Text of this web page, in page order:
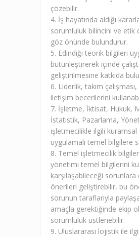
çözebilir.
4. İş hayatında aldığı
sorumluluk bilincini ve etik
göz önünde bulundurur.
5. Edindiği teorik bilgileri
bütünleştirerek içinde
geliştirilmesine katkıda
6. Liderlik, takım
iletişim becerilerini
7. İşletme, İktisat, Hukuk,
İstatistik, Pazarlama,
işletmecilikle ilgili kuramsal
uygulamalı temel bilgilere
8. Temel işletmecilik
yönetimi temel bilgilerini
karşılaşabileceği sorunlara
önerileri geliştirebilir, bu
sorunun taraflarıyla
amaçla gerektiğinde ekip
sorumluluk üstlenebilir.
9. Uluslararası lojistik ile